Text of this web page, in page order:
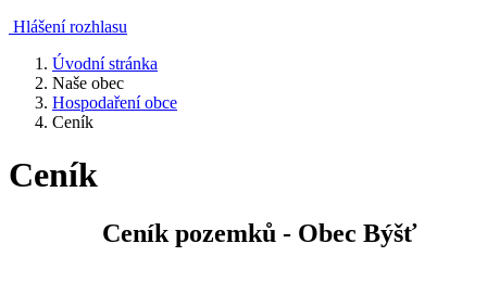
Hlášení rozhlasu
Úvodní stránka
Naše obec
Hospodaření obce
Ceník
Ceník
Ceník pozemků - Obec Býšť